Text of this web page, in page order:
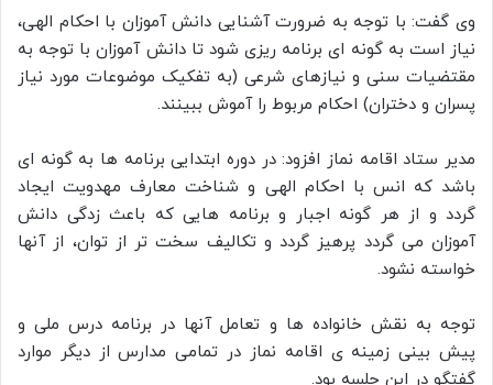
وی گفت: با توجه به ضرورت آشنایی دانش آموزان با احکام الهی،
نیاز است به گونه ای برنامه ریزی شود تا دانش آموزان با توجه به
مقتضیات سنی و نیازهای شرعی (به تفکیک موضوعات مورد نیاز
پسران و دختران) احکام مربوط را آموش ببینند.
مدیر ستاد اقامه نماز افزود: در دوره ابتدایی برنامه ها به گونه ای
باشد که انس با احکام الهی و شناخت معارف مهدویت ایجاد
گردد و از هر گونه اجبار و برنامه هایی که باعث زدگی دانش
آموزان می گردد پرهیز گردد و تکالیف سخت تر از توان، از آنها
خواسته نشود.
توجه به نقش خانواده ها و تعامل آنها در برنامه درس ملی و
پیش بینی زمینه ی اقامه نماز در تمامی مدارس از دیگر موارد
گفتگو در این جلسه بود.